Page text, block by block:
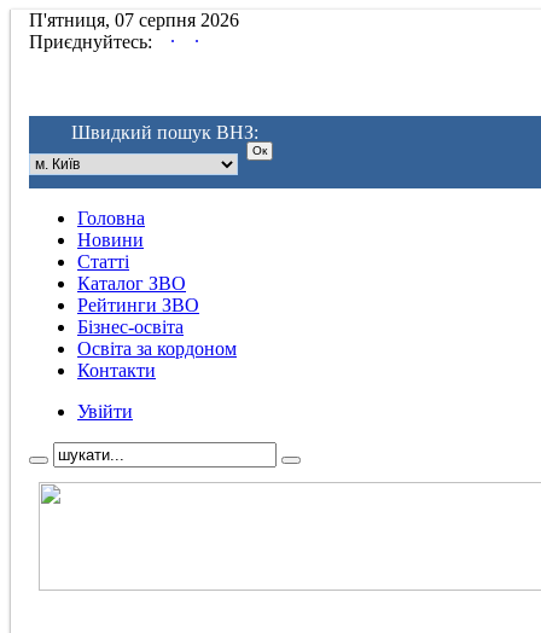
П'ятниця, 07 серпня 2026
Приєднуйтесь:
. .
Швидкий пошук ВНЗ:
Головна
Новини
Статті
Каталог ЗВО
Рейтинги ЗВО
Бізнес-освіта
Освіта за кордоном
Контакти
Увійти